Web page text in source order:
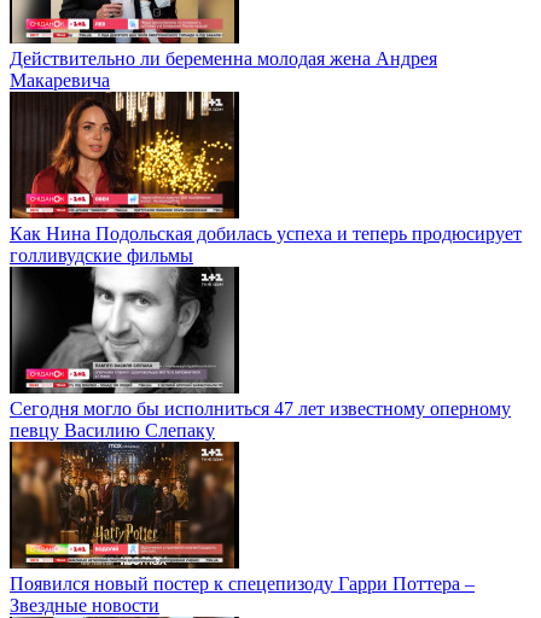
Действительно ли беременна молодая жена Андрея
Макаревича
Как Нина Подольская добилась успеха и теперь продюсирует
голливудские фильмы
Сегодня могло бы исполниться 47 лет известному оперному
певцу Василию Слепаку
Появился новый постер к спецепизоду Гарри Поттера –
Звездные новости